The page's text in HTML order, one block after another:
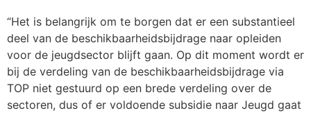
“Het is belangrijk om te borgen dat er een substantieel
deel van de beschikbaarheidsbijdrage naar opleiden
voor de jeugdsector blijft gaan. Op dit moment wordt er
bij de verdeling van de beschikbaarheidsbijdrage via
TOP niet gestuurd op een brede verdeling over de
sectoren, dus of er voldoende subsidie naar Jeugd gaat